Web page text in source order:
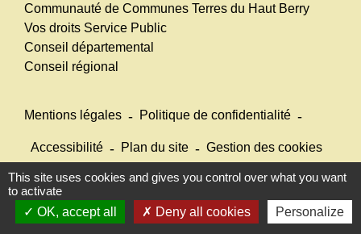
Communauté de Communes Terres du Haut Berry
Vos droits Service Public
Conseil départemental
Conseil régional
Mentions légales - Politique de confidentialité -
Accessibilité - Plan du site - Gestion des cookies
Site créé en partenariat avec Réseau des Communes
This site uses cookies and gives you control over what you want
to activate
OK, accept all
Deny all cookies Personalize